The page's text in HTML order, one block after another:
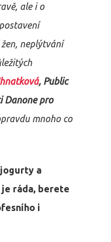
ale i o
neplýtvání
, Public
Danone pro
mnoho co
a
ráda, berete
i